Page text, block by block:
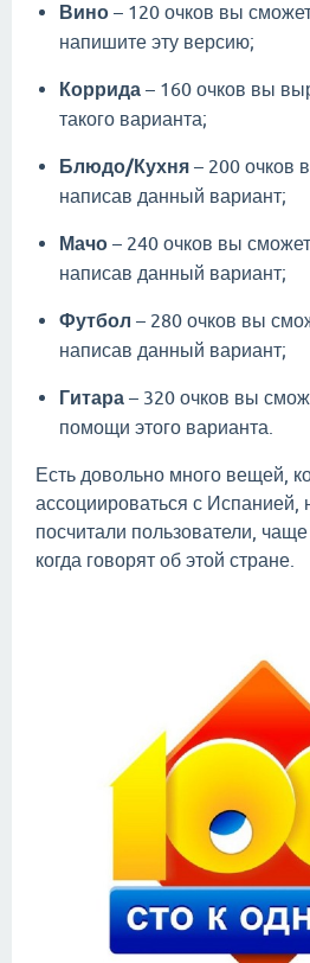
Вино – 120 очков вы
напишите эту версию;
Коррида – 160 очков вы
такого варианта;
Блюдо/Кухня – 200 очков
написав данный вариант;
Мачо – 240 очков вы
написав данный вариант;
Футбол – 280 очков вы
написав данный вариант;
Гитара – 320 очков вы
помощи этого варианта.
Есть довольно много вещей,
ассоциироваться с Испанией,
посчитали пользователи,
когда говорят об этой стране.